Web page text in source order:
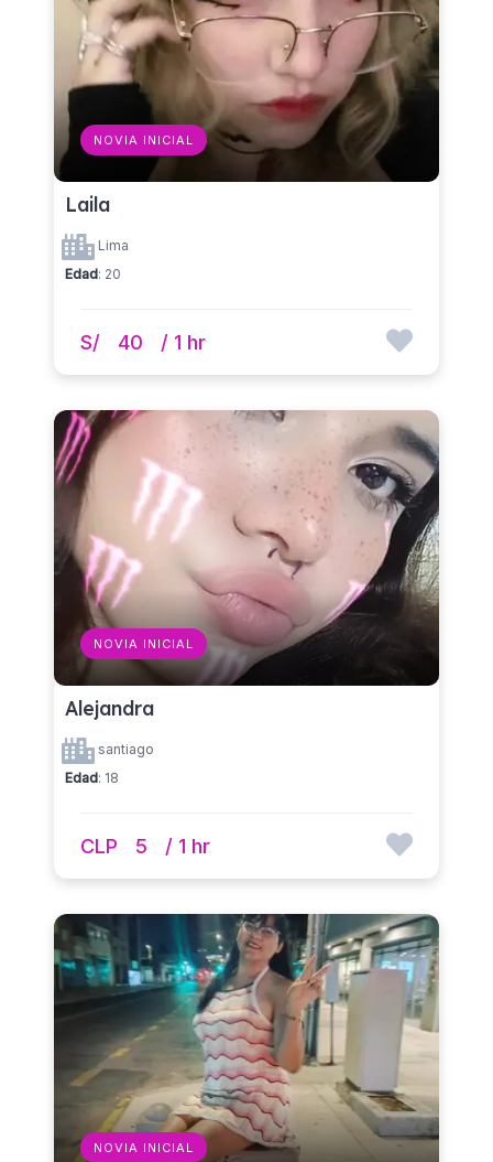
NOVIA INICIAL
Laila
Lima
Edad: 20
S/ 40 / 1 hr
NOVIA INICIAL
Alejandra
santiago
Edad: 18
CLP 5 / 1 hr
NOVIA INICIAL